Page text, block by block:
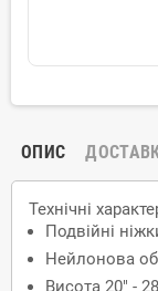
ОПИС
Технічні
Подвійні
Нейлонова